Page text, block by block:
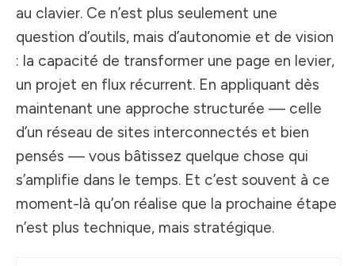
au clavier. Ce n’est plus seulement une
question d’outils, mais d’autonomie et de vision
: la capacité de transformer une page en levier,
un projet en flux récurrent. En appliquant dès
maintenant une approche structurée — celle
d’un réseau de sites interconnectés et bien
pensés — vous bâtissez quelque chose qui
s’amplifie dans le temps. Et c’est souvent à ce
moment-là qu’on réalise que la prochaine étape
n’est plus technique, mais stratégique.